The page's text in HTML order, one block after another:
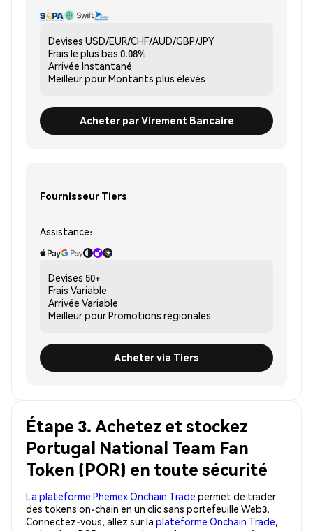
Devises USD/EUR/CHF/AUD/GBP/JPY
Frais le plus bas 0.08%
Arrivée Instantané
Meilleur pourMontants plus élevés
Acheter par Virement Bancaire
Fournisseur Tiers
Assistance:
Devises 50+
Frais Variable
Arrivée Variable
Meilleur pourPromotions régionales
Acheter via Tiers
Étape 3. Achetez et stockez
Portugal National Team Fan
Token (POR) en toute sécurité
La plateforme Phemex Onchain Trade permet de trader
des tokens on-chain en un clic sans portefeuille Web3.
Connectez-vous, allez sur la plateforme Onchain Trade,